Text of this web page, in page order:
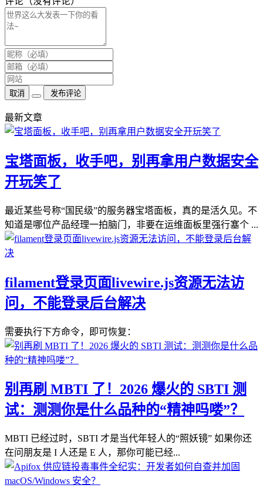
取消 发布评论
最新文章
宝塔面板，收手吧，别再拿用户数据安全
开玩笑了
最近某些号称“国民级”的服务器宝塔面板，真的是活久见。不
知道是哪位产品经理一拍脑门，非要在运维面板里强行塞个 ...
filament登录页面livewire.js资源无法访
问，不能登录后台解决
需要执行下方命令，即可恢复：
别再刷 MBTI 了！2026 爆火的 SBTI 测
试：测测你是什么品种的“精神吗喽”？
MBTI 已经过时，SBTI 才是当代年轻人的“照妖镜” 如果你还
在问朋友是 I 人还是 E 人，那你可能已经...